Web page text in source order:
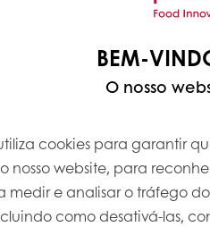
BEM-
O nosso
cookies para garantir
nosso website, para
medir e analisar o tráfego
como desativá-las,